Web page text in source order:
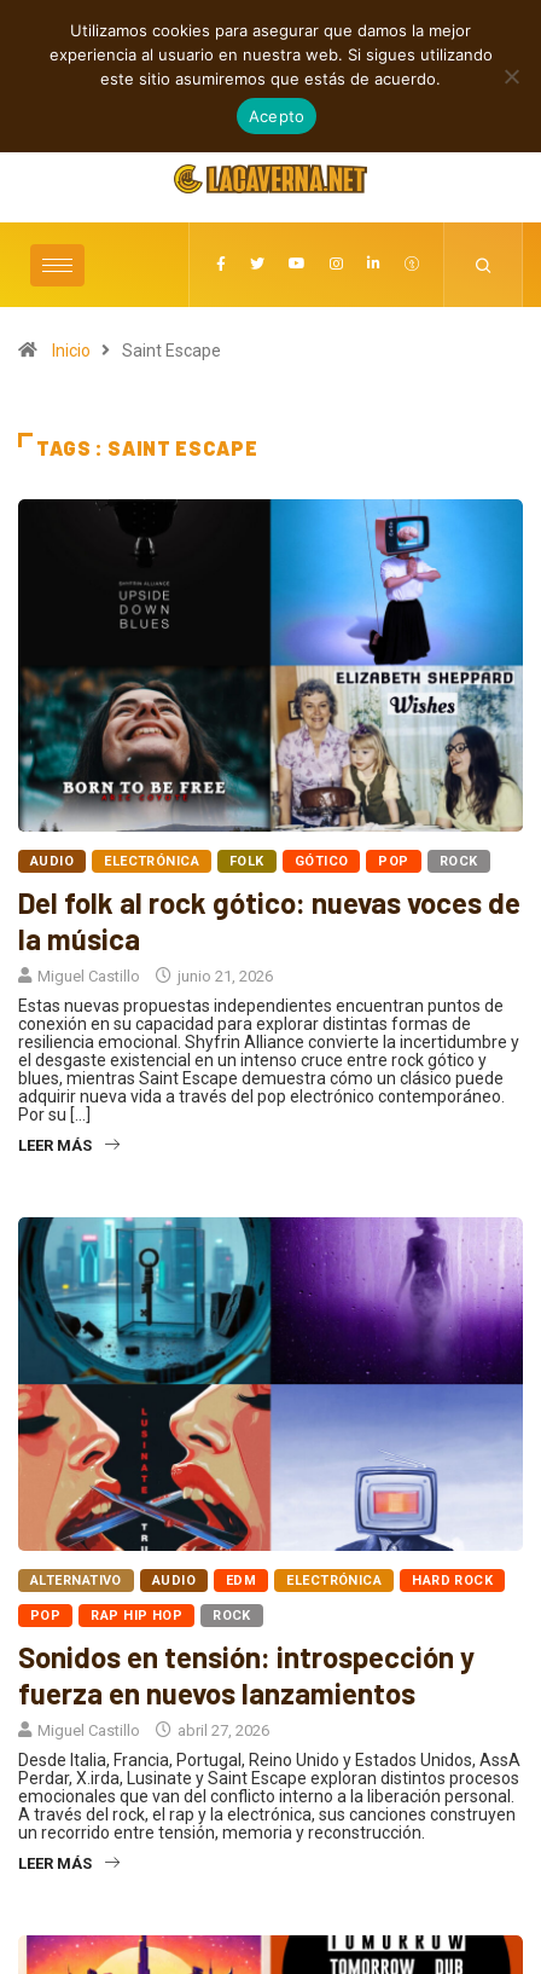
TENDENCIAS
Shaven Primates: Un estallido de Hard Rock contra el control digital
agosto 8, 2026
Inicio Saint Escape
TAGS : SAINT ESCAPE
AUDIO ELECTRÓNICA FOLK GÓTICO POP ROCK
Del folk al rock gótico: nuevas voces de
la música
Miguel Castillo junio 21, 2026
Estas nuevas propuestas independientes encuentran puntos de
conexión en su capacidad para explorar distintas formas de
resiliencia emocional. Shyfrin Alliance convierte la incertidumbre y
el desgaste existencial en un intenso cruce entre rock gótico y
blues, mientras Saint Escape demuestra cómo un clásico puede
adquirir nueva vida a través del pop electrónico contemporáneo.
Por su […]
LEER MÁS
ALTERNATIVO AUDIO EDM ELECTRÓNICA HARD ROCK
POP RAP HIP HOP ROCK
Sonidos en tensión: introspección y
fuerza en nuevos lanzamientos
Miguel Castillo abril 27, 2026
Desde Italia, Francia, Portugal, Reino Unido y Estados Unidos, AssA
Perdar, X.irda, Lusinate y Saint Escape exploran distintos procesos
emocionales que van del conflicto interno a la liberación personal.
A través del rock, el rap y la electrónica, sus canciones construyen
un recorrido entre tensión, memoria y reconstrucción.
LEER MÁS
Utilizamos cookies para asegurar que damos la mejor
experiencia al usuario en nuestra web. Si sigues utilizando
este sitio asumiremos que estás de acuerdo.
Acepto